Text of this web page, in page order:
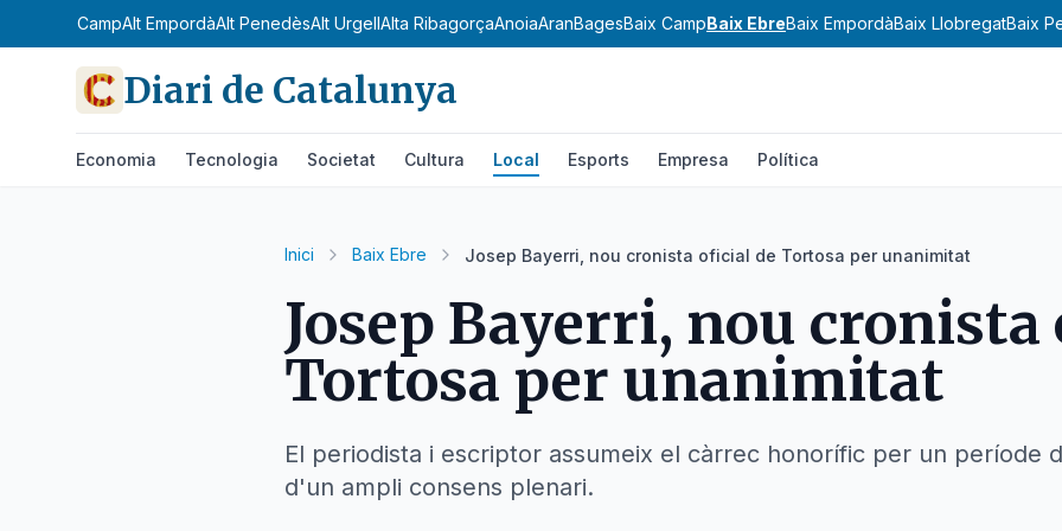
Alt CampAlt EmpordàAlt PenedèsAlt UrgellAlta RibagorçaAnoiaAranBagesBaix CampBaix EbreBaix EmpordàBaix LlobregatBaix
Diari de Catalunya
Economia Tecnologia Societat Cultura Local Esports Empresa Política
Inici Baix Ebre Josep Bayerri, nou cronista oficial de Tortosa per unanimitat
Josep Bayerri, nou cronista
Tortosa per unanimitat
El periodista i escriptor assumeix el càrrec honorífic per un període
d'un ampli consens plenari.